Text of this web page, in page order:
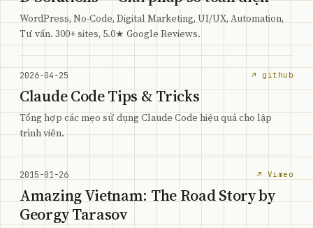
WordPress, No-Code, Digital Marketing, UI/UX, Automation,
Tư vấn. 300+ sites, 5.0★ Google Reviews.
2026-04-25 ↗ github
Claude Code Tips & Tricks
Tổng hợp các mẹo sử dụng Claude Code hiệu quả cho lập
trình viên.
2015-01-26 ↗ Vimeo
Amazing Vietnam: The Road Story by
Georgy Tarasov